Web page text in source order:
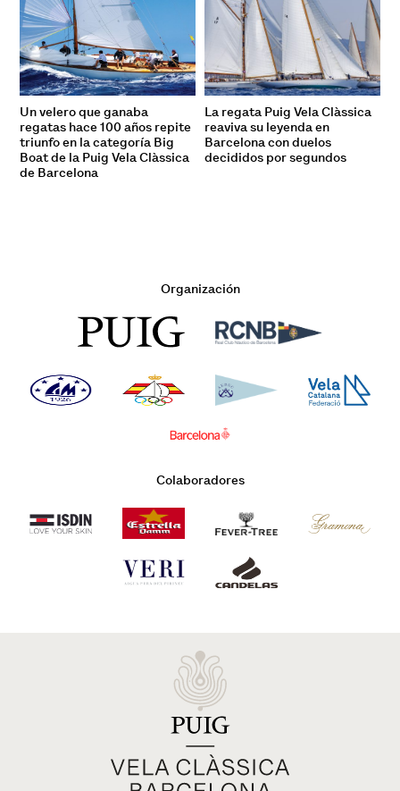
Un velero que ganaba
regatas hace 100 años repite
triunfo en la categoría Big
Boat de la Puig Vela Clàssica
de Barcelona
La regata Puig Vela Clàssica
reaviva su leyenda en
Barcelona con duelos
decididos por segundos
Organización
Colaboradores